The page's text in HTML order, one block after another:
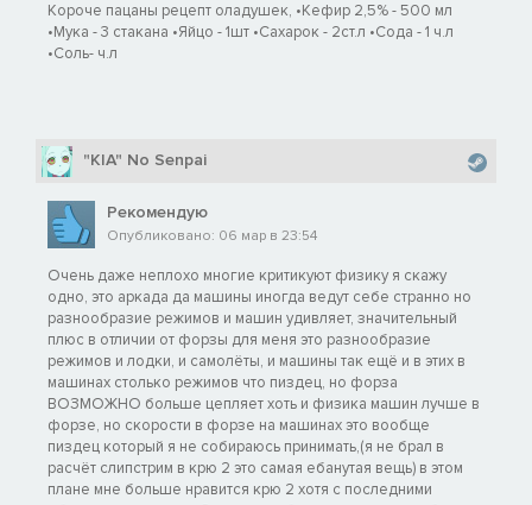
Короче пацаны рецепт оладушек, •Кефир 2,5% - 500 мл
•Мука - 3 стакана •Яйцо - 1шт •Сахарок - 2ст.л •Сода - 1 ч.л
•Соль- ч.л
"KIA" No Senpai
Рекомендую
Опубликовано: 06 мар в 23:54
Очень даже неплохо многие критикуют физику я скажу
одно, это аркада да машины иногда ведут себе странно но
разнообразие режимов и машин удивляет, значительный
плюс в отличии от форзы для меня это разнообразие
режимов и лодки, и самолёты, и машины так ещё и в этих в
машинах столько режимов что пиздец, но форза
ВОЗМОЖНО больше цепляет хоть и физика машин лучше в
форзе, но скорости в форзе на машинах это вообще
пиздец который я не собираюсь принимать,(я не брал в
расчёт слипстрим в крю 2 это самая ебанутая вещь) в этом
плане мне больше нравится крю 2 хотя с последними